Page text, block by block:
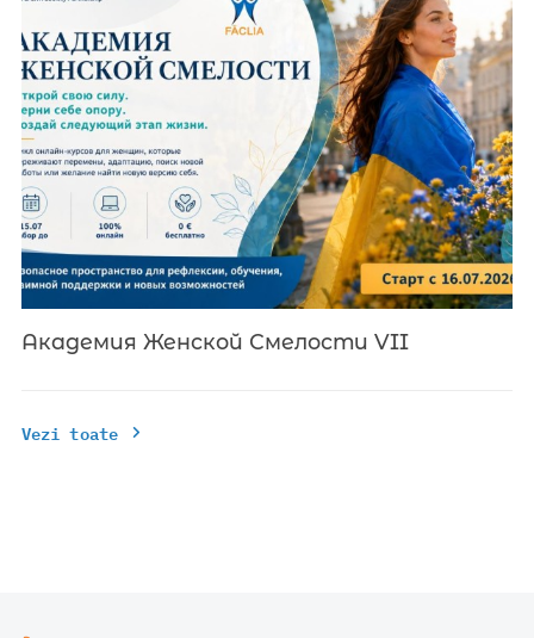
Академия Женской Смелости VII
Vezi toate